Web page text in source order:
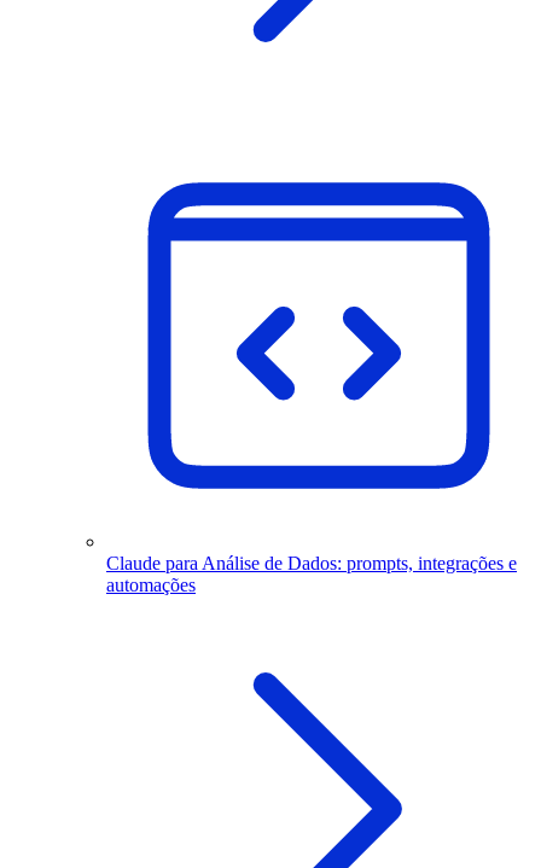
Claude para Análise de Dados: prompts, integrações e
automações